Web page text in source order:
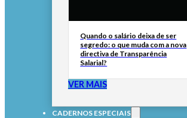
Quando o salário deixa de ser
segredo: o que muda com a nova
directiva de Transparência
Salarial?
VER MAIS
CADERNOS ESPECIAIS